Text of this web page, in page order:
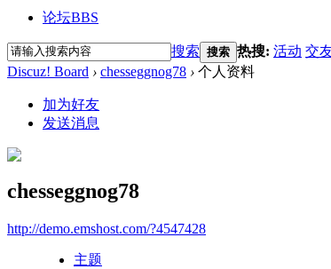
论坛BBS
搜索 搜索 热搜: 活动 交
Discuz! Board › chesseggnog78 › 个人资料
加为好友
发送消息
chesseggnog78
http://demo.emshost.com/?4547428
主题